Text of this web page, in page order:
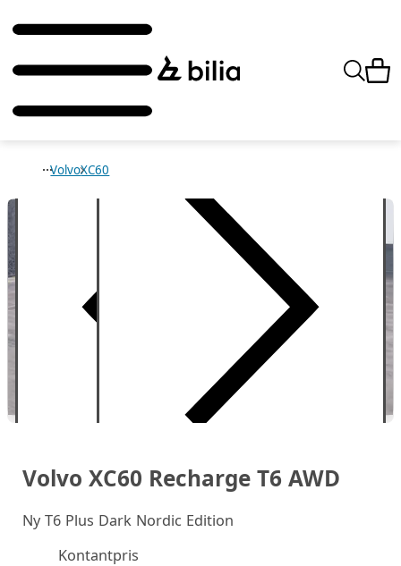
VolvoXC60
Volvo XC60 Recharge T6 AWD
NyT6 Plus Dark Nordic Edition
Kontantpris